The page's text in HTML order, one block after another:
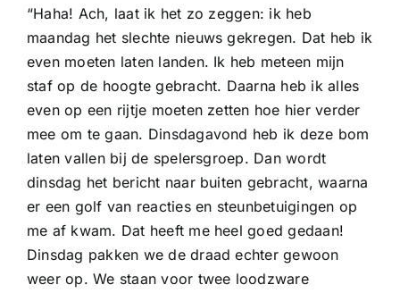
“Haha! Ach, laat ik het zo zeggen: ik heb
maandag het slechte nieuws gekregen. Dat heb ik
even moeten laten landen. Ik heb meteen mijn
staf op de hoogte gebracht. Daarna heb ik alles
even op een rijtje moeten zetten hoe hier verder
mee om te gaan. Dinsdagavond heb ik deze bom
laten vallen bij de spelersgroep. Dan wordt
dinsdag het bericht naar buiten gebracht, waarna
er een golf van reacties en steunbetuigingen op
me af kwam. Dat heeft me heel goed gedaan!
Dinsdag pakken we de draad echter gewoon
weer op. We staan voor twee loodzware